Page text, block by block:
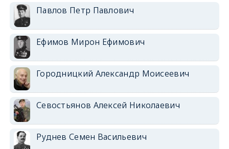
Павлов Петр Павлович
Ефимов Мирон Ефимович
Городницкий Александр Моисеевич
Севостьянов Алексей Николаевич
Руднев Семен Васильевич